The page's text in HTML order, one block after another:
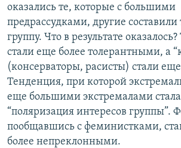
оказались те, которые с большими
предрассудками, другие
группу. Что в результате
стали еще более толерантными, а
(консерваторы, расисты) стали
Тенденция, при которой
еще большими экстремалами стала
“поляризация интересов группы”.
пообщавшись с феминистками,
более непреклонными.